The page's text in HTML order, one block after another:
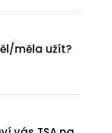
měla užít?